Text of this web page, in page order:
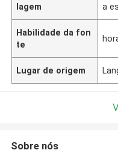
lagem
a
Habilidade da fon
te
Lugar de origem
Sobre nós